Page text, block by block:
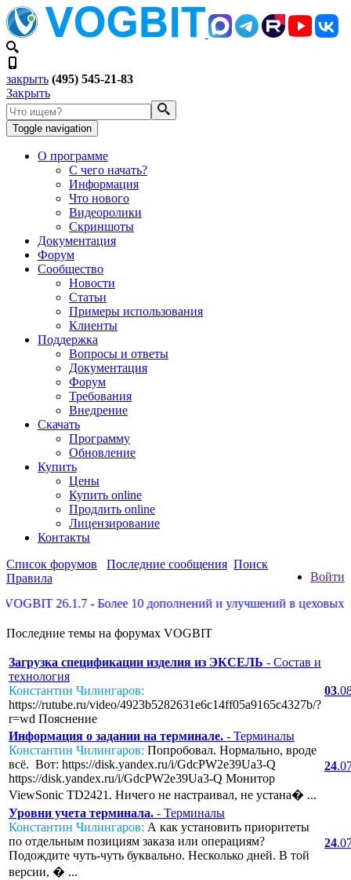
закрыть (495) 545-21-83
Закрыть
Toggle navigation
О программе
С чего начать?
Информация
Что нового
Видеоролики
Скриншоты
Документация
Форум
Сообщество
Новости
Статьи
Примеры использования
Клиенты
Поддержка
Вопросы и ответы
Документация
Форум
Требования
Внедрение
Скачать
Программу
Обновление
Купить
Цены
Купить online
Продлить online
Лицензирование
Контакты
Войти
Список форумов Последние сообщения Поиск
Правила
26.1.7 - Более 10 дополнений и улучшений в цеховых
Последние темы на форумах VOGBIT
Загрузка спецификации изделия из ЭКСЕЛЬ - Состав и
технология
Константин Чилингаров:
https://rutube.ru/video/4923b5282631e6c14ff05a9165c4327b/?
r=wd Пояснение
03
Информация о задании на терминале. - Терминалы
Константин Чилингаров: Попробовал. Нормально, вроде
всё. Вот: https://disk.yandex.ru/i/GdcPW2e39Ua3-Q
https://disk.yandex.ru/i/GdcPW2e39Ua3-Q Монитор
ViewSonic TD2421. Ничего не настраивал, не устана� ...
24
Уровни учета терминала. - Терминалы
Константин Чилингаров: А как установить приоритеты
по отдельным позициям заказа или операциям?
Подождите чуть-чуть буквально. Несколько дней. В той
версии, � ...
24